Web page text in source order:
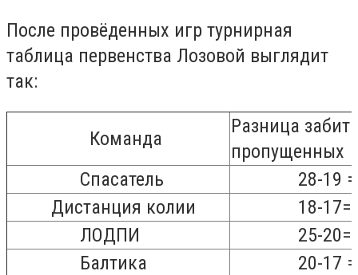
После провёденных игр турнирная
таблица первенства Лозовой выглядит
так:
Команда
Разница
пропущенных
Спасатель
28-19 =
Дистанция колии
18-17=
ЛОДПИ
25-20=
Балтика
20-17 =